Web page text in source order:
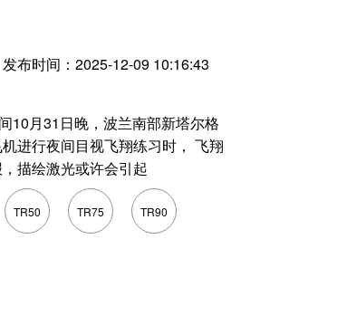
布时间：2025-12-09 10:16:43
10月31日晚，波兰南部新塔尔格
进行夜间目视飞翔练习时， 飞翔
描绘激光或许会引起
TR50 TR75 TR90